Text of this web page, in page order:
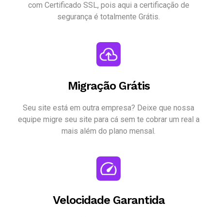
com Certificado SSL, pois aqui a certificação de
segurança é totalmente Grátis.
Migração Grátis
Seu site está em outra empresa? Deixe que nossa
equipe migre seu site para cá sem te cobrar um real a
mais além do plano mensal.
Velocidade Garantida